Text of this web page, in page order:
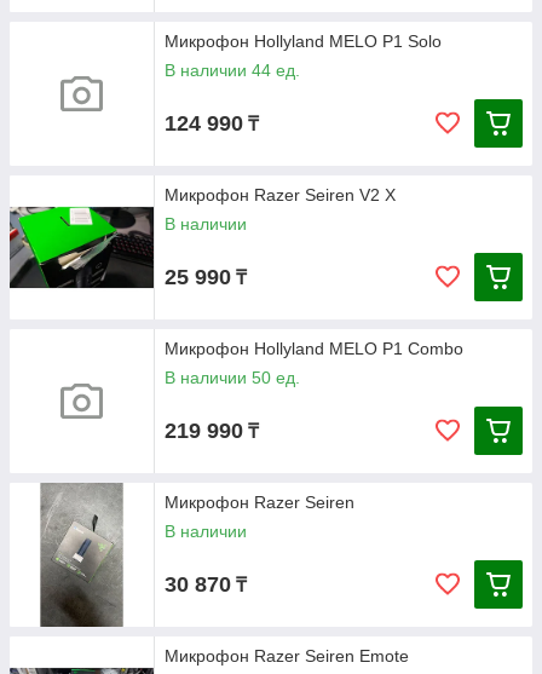
Микрофон Hollyland MELO P1 Solo
В наличии 44 ед.
124 990 ₸
Микрофон Razer Seiren V2 X
В наличии
25 990 ₸
Микрофон Hollyland MELO P1 Combo
В наличии 50 ед.
219 990 ₸
Микрофон Razer Seiren
В наличии
30 870 ₸
Микрофон Razer Seiren Emote